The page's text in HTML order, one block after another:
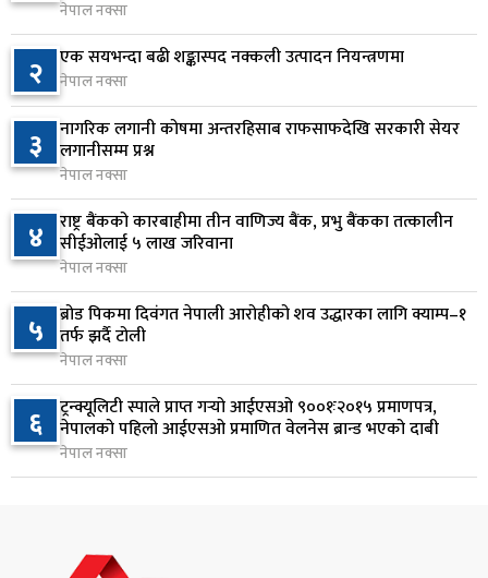
७
नबिल बैंकको नाफा ३३.५० प्रतिशतले बढ्यो, लाभांश
क्षमता १९.१० प्रतिशत
१९ घण्टा अघि
८
राष्ट्र बैंकलाई अर्थमन्त्री वाग्लेको आग्रह: नियामक मात्र
होइन, आर्थिक विकासको सहयात्री बन्नुस्
१९ घण्टा अघि
९ स्पेस–एक्सको रकेटको भाग आज चन्द्रमासँग ठोक्किँदै
१९ घण्टा अघि
१० एभरेस्ट बैंकको खुद नाफा ४.७५ प्रतिशतले बढ्यो
२0 घण्टा अघि
नेपाल नक्सा
२ एक सयभन्दा बढी शङ्कास्पद नक्कली उत्पादन नियन्त्रणमा
नेपाल नक्सा
३ नागरिक लगानी कोषमा अन्तरहिसाब राफसाफदेखि सरकारी सेयर
लगानीसम्म प्रश्न
नेपाल नक्सा
४ राष्ट्र बैंकको कारबाहीमा तीन वाणिज्य बैंक, प्रभु बैंकका तत्कालीन
सीईओलाई ५ लाख जरिवाना
नेपाल नक्सा
५ ब्रोड पिकमा दिवंगत नेपाली आरोहीको शव उद्धारका लागि क्याम्प–१
तर्फ झर्दै टोली
नेपाल नक्सा
६ ट्रन्क्यूलिटी स्पाले प्राप्त गर्‍यो आईएसओ ९००१ः२०१५ प्रमाणपत्र,
नेपालको पहिलो आईएसओ प्रमाणित वेलनेस ब्रान्ड भएको दाबी
नेपाल नक्सा